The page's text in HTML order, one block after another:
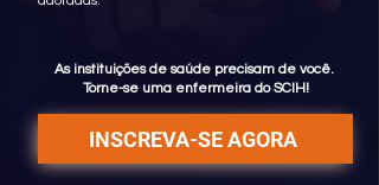
As instituições de saúde precisam de você.
Torne-se uma enfermeira do SCIH!
INSCREVA-SE AGORA